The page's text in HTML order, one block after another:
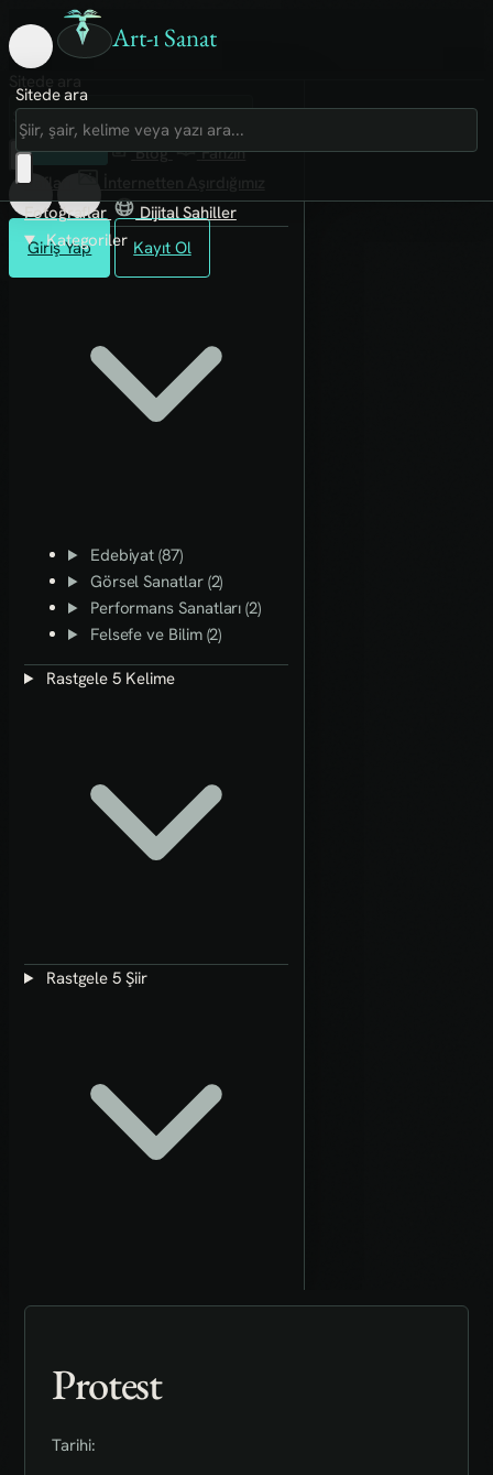
Art-ı Sanat
Giriş Yap Kayıt Ol
Sitede ara
Art-ı Sosyal
İmece
Kütüphane
Blog
Fanzin
Rafları
Fotoğraflar
Dijital Sahiller
Kategoriler
Edebiyat (87)
Görsel Sanatlar (2)
Performans Sanatları (2)
Felsefe ve Bilim (2)
Rastgele 5 Kelime
Rastgele 5 Şiir
Protest
Tarihi: